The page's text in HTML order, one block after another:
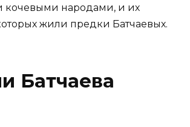
кочевыми народами, и их
жили предки Батчаевых.
Батчаева